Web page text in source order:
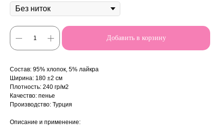
Добавить в корзину
Состав: 95% хлопок, 5% лайкра
Ширина: 180 ±2 см
Плотность: 240 гр/м2
Качество: пенье
Производство: Турция
Описание и применение: